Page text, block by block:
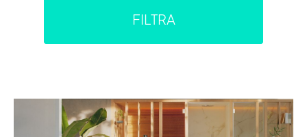
FILTRA